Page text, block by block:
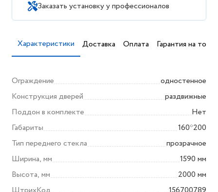
Заказать установку у профессионалов
Характеристики Доставка Оплата Гарантия на товар
Ограждение
одностенное
Конструкция дверей
раздвижные
Поддон в комплекте
Нет
Габариты
160*200
Тип переднего стекла
прозрачное
Ширина, мм
1590 мм
Высота, мм
2000 мм